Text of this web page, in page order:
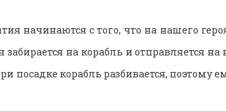
начинаются с того, что на нашего
на корабль и отправляется
посадке корабль разбивается, поэтому